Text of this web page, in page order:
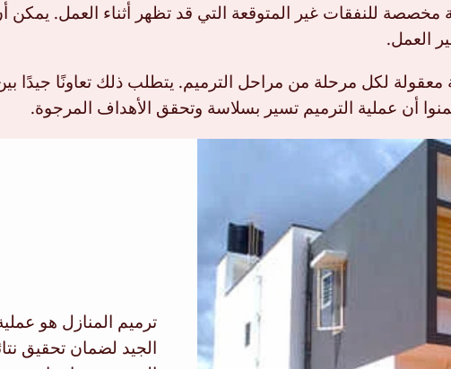
مخصصة للنفقات غير المتوقعة التي قد تظهر أثناء العمل.
العمل.
معقولة لكل مرحلة من مراحل الترميم. يتطلب ذلك تعاونًا جيدًا
أن عملية الترميم تسير بسلاسة وتحقق الأهداف المرجوة.
ترميم المنازل هو
الجيد لضمان تحقيق